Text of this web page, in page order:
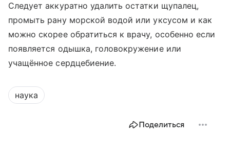
Следует аккуратно удалить остатки щупалец,
промыть рану морской водой или уксусом и как
можно скорее обратиться к врачу, особенно если
появляется одышка, головокружение или
учащённое сердцебиение.
наука
Поделиться